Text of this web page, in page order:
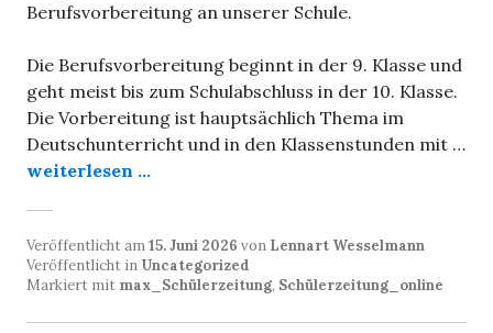
Berufsvorbereitung an unserer Schule.
Die Berufsvorbereitung beginnt in der 9. Klasse und
geht meist bis zum Schulabschluss in der 10. Klasse.
Die Vorbereitung ist hauptsächlich Thema im
Deutschunterricht und in den Klassenstunden mit …
weiterlesen ...
Veröffentlicht am15. Juni 2026 von Lennart Wesselmann
Veröffentlicht in Uncategorized
Markiert mit max_Schülerzeitung, Schülerzeitung_online